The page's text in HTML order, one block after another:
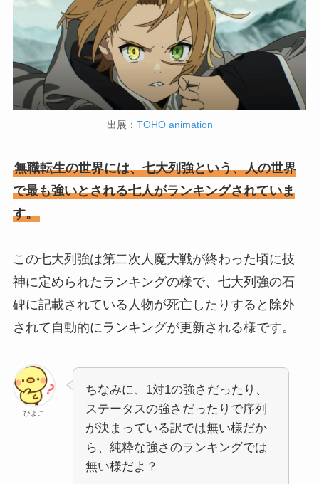
出展： TOHO animation
無職転生の世界には、七大列強という、人の世界
で最も強いとされる七人がランキングされていま
す。
この七大列強は第二次人魔大戦が終わった頃に技
神に定められたランキングの様で、七大列強の石
碑に記載されている人物が死亡したりすると除外
されて自動的にランキングが更新される様です。
ひよこ
ちなみに、1対1の強さだったり、
ステータスの強さだったりで序列
が決まっている訳では無い様だか
ら、純粋な強さのランキングでは
無い様だよ？